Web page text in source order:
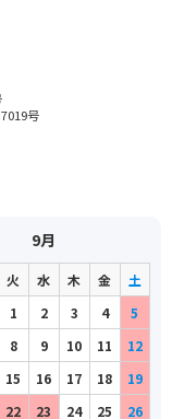
号
9月
火 水 木 金
土
1
2 3 4
5
8 9 10 11
12
15 16 17 18
19
22 23 24 25 26